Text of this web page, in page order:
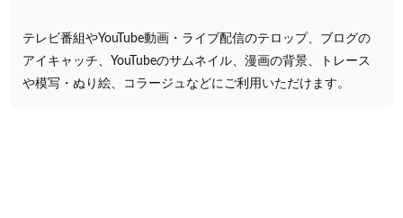
テレビ番組やYouTube動画・ライブ配信のテロップ、ブログの
アイキャッチ、YouTubeのサムネイル、漫画の背景、トレース
や模写・ぬり絵、コラージュなどにご利用いただけます。